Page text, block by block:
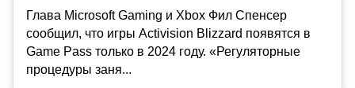
Глава Microsoft Gaming и Xbox Фил Спенсер
сообщил, что игры Activision Blizzard появятся в
Game Pass только в 2024 году. «Регуляторные
процедуры заня...